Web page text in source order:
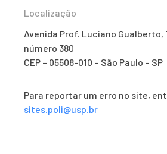
Localização
Avenida Prof. Luciano
número 380
CEP – 05508-010 – São Paulo – SP
Para reportar um erro no site,
sites.poli@usp.br